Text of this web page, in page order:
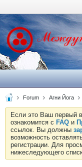
Forum Агни Йога
Если это Ваш первый
ознакомится с FAQ и
ссылок. Вы должны
возможность
регистрации. Для
нижеследующего